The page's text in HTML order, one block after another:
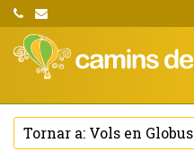
Tornar a: Vols en Globus